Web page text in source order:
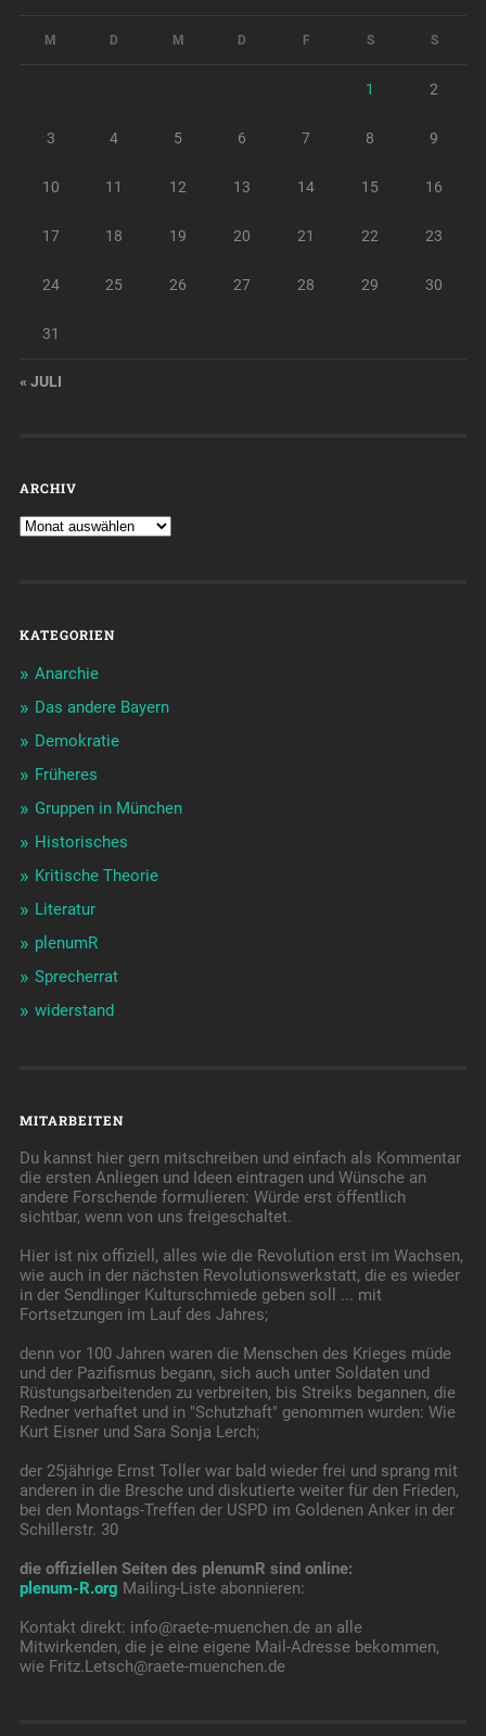
M D M D F S S
1 2
3 4 5 6 7 8 9
10 11 12 13 14 15 16
17 18 19 20 21 22 23
24 25 26 27 28 29 30
31
« JULI
ARCHIV
KATEGORIEN
Anarchie
Das andere Bayern
Demokratie
Früheres
Gruppen in München
Historisches
Kritische Theorie
Literatur
plenumR
Sprecherrat
widerstand
MITARBEITEN
Du kannst hier gern mitschreiben und einfach als Kommentar
die ersten Anliegen und Ideen eintragen und Wünsche an
andere Forschende formulieren: Würde erst öffentlich
sichtbar, wenn von uns freigeschaltet.
Hier ist nix offiziell, alles wie die Revolution erst im Wachsen,
wie auch in der nächsten Revolutionswerkstatt, die es wieder
in der Sendlinger Kulturschmiede geben soll ... mit
Fortsetzungen im Lauf des Jahres;
denn vor 100 Jahren waren die Menschen des Krieges müde
und der Pazifismus begann, sich auch unter Soldaten und
Rüstungsarbeitenden zu verbreiten, bis Streiks begannen, die
Redner verhaftet und in "Schutzhaft" genommen wurden: Wie
Kurt Eisner und Sara Sonja Lerch;
der 25jährige Ernst Toller war bald wieder frei und sprang mit
anderen in die Bresche und diskutierte weiter für den Frieden,
bei den Montags-Treffen der USPD im Goldenen Anker in der
Schillerstr. 30
die offiziellen Seiten des plenumR sind online:
plenum-R.org Mailing-Liste abonnieren:
Kontakt direkt: info@raete-muenchen.de an alle
Mitwirkenden, die je eine eigene Mail-Adresse bekommen,
wie Fritz.Letsch@raete-muenchen.de